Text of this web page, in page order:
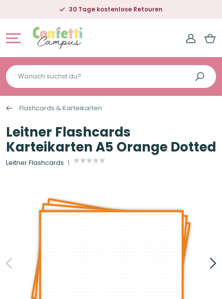
30 Tage kostenlose Retouren
Wonach
suchst
du?
Flashcards & Karteikarten
Leitner Flashcards
Karteikarten A5 Orange Dotted
Leitner Flashcards